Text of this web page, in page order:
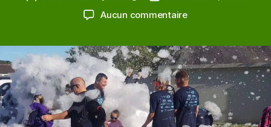
Aucun commentairesur
Festival:
2
célébrations
en
un
an